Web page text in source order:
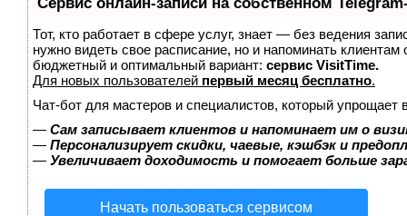
Тот, кто работает в сфере услуг, знает — без ведения
нужно видеть свое расписание, но и напоминать
бюджетный и оптимальный вариант: сервис VisitTime.
Для новых пользователей первый месяц бесплатно.
Чат-бот для мастеров и специалистов, который упрощает
— Сам записывает клиентов и напоминает им о
— Персонализирует скидки, чаевые, кэшбэк и
— Увеличивает доходимость и помогает больше
Начать пользоваться сервисом